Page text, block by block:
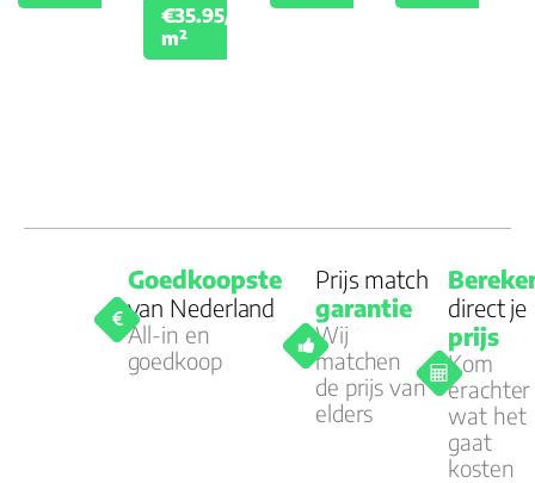
€35.95/
m²
Goedkoopste
van Nederland
All-in en
goedkoop
Prijs match
garantie
Wij
matchen
de prijs van
elders
direct je
prijs
Kom
erachter
wat het
gaat
kosten